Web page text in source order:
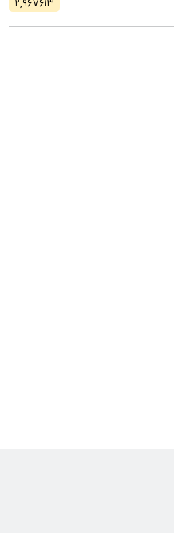
۲,۹۶۷۶۱۳